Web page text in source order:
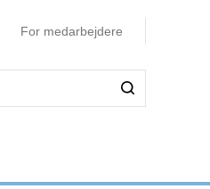
For medarbejdere